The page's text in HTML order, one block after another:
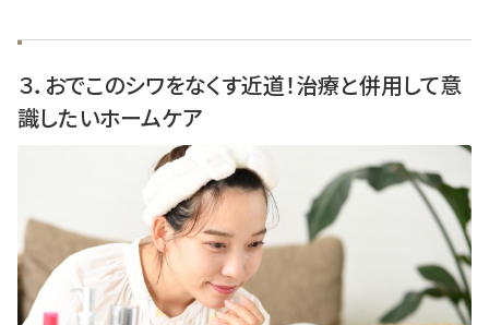
３．おでこのシワをなくす近道！治療と併用して意
識したいホームケア